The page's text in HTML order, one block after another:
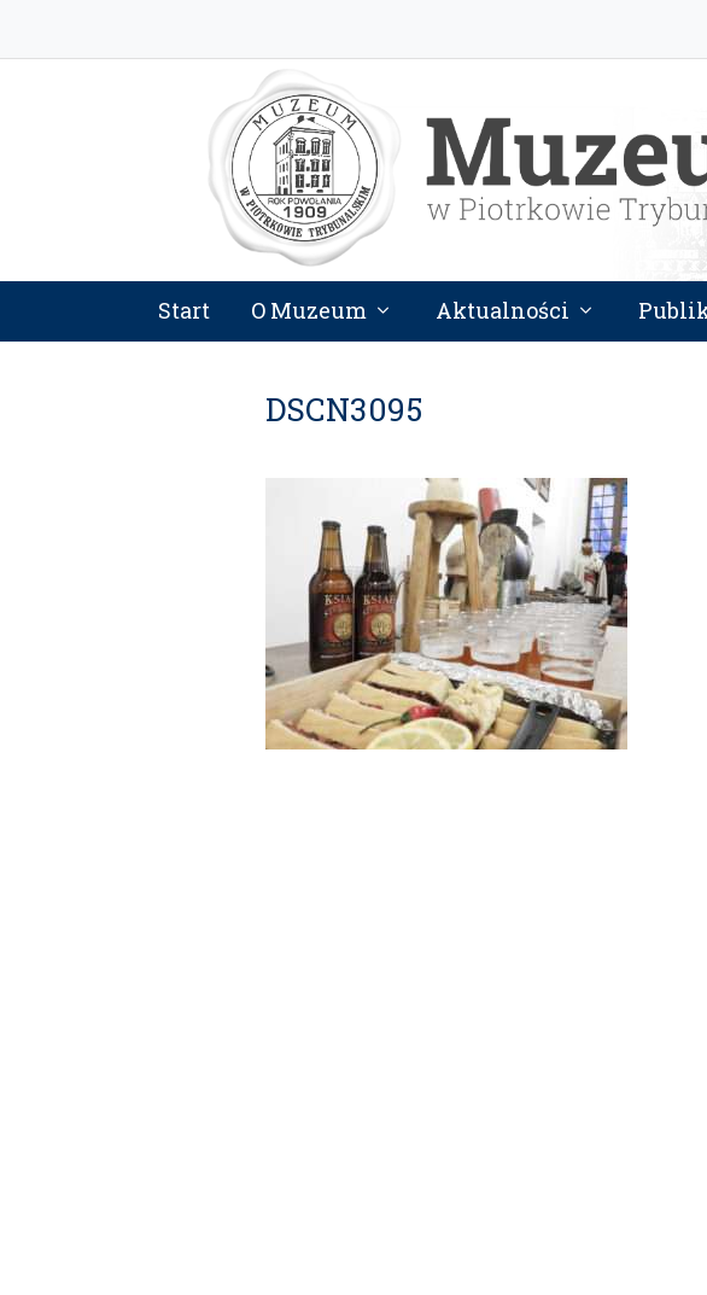
Start O Muzeum Aktualności
DSCN3095